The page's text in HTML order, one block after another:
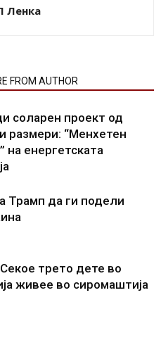
Ленка
FROM AUTHOR
соларен проект од
размери: “Менхетен
на енергетската
Трамп да ги подели
трето дете во
живее во сиромаштија